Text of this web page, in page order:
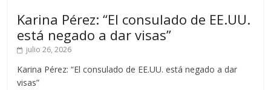
Karina Pérez: “El consulado de EE.UU.
está negado a dar visas”
julio 26, 2026
Karina Pérez: “El consulado de EE.UU. está negado a dar
visas”